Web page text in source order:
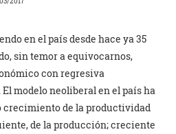
en el país desde hace ya 35
sin temor a equivocarnos,
con regresiva
modelo neoliberal en el país ha
crecimiento de la productividad
de la producción; creciente